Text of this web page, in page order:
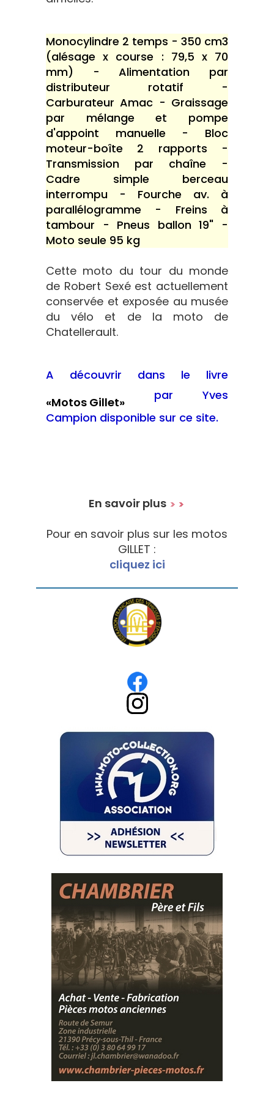
Monocylindre 2 temps - 350 cm3
(alésage x course : 79,5 x 70
mm) - Alimentation par
distributeur rotatif -
Carburateur Amac - Graissage
par mélange et pompe
d'appoint manuelle - Bloc
moteur-boîte 2 rapports -
Transmission par chaîne -
Cadre simple berceau
interrompu - Fourche av. à
parallélogramme - Freins à
tambour - Pneus ballon 19" -
Moto seule 95 kg
Cette moto du tour du monde
de Robert Sexé est actuellement
conservée et exposée au musée
du vélo et de la moto de
Chatellerault.
A découvrir dans le livre
«Motos Gillet» par Yves
Campion disponible sur ce site.
En savoir plus
Pour en savoir plus sur les motos
GILLET :
cliquez ici